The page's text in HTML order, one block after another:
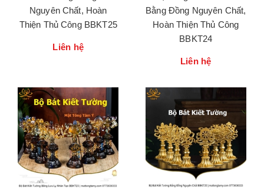
Nguyên Chất, Hoàn
Thiện Thủ Công BBKT25
Liên hệ
Bằng Đồng Nguyên Chất,
Hoàn Thiện Thủ Công
BBKT24
Liên hệ